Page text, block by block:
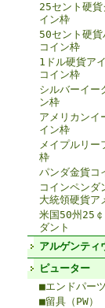
25セント硬貨
イン枠
50セント硬
コイン枠
1ドル硬貨ア
コイン枠
シルバーイー
ン枠
アメリカンイ
イン枠
メイプルリー
枠
パンダ金貨コ
コインペンダ
大統領硬貨ア
米国50州25
ダント
アルゲンティ
ピューター
■エンドパーツ
■留具（PW）